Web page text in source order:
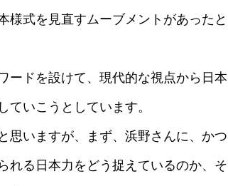
様式を見直すムーブメントがあったと
ードを設けて、現代的な視点から日本
いこうとしています。
思いますが、まず、浜野さんに、かつ
れる日本力をどう捉えているのか、そ